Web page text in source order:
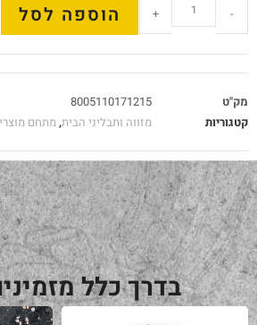
-
+ הוספה לסל
מק"ט
8005110171215
קטגוריות
מזווה ותבליני הבית,מתחם
בדרך כלל